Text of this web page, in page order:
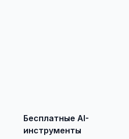
Бесплатные AI-
инструменты